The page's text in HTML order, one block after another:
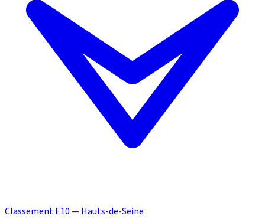
Classement E10 — Hauts-de-Seine